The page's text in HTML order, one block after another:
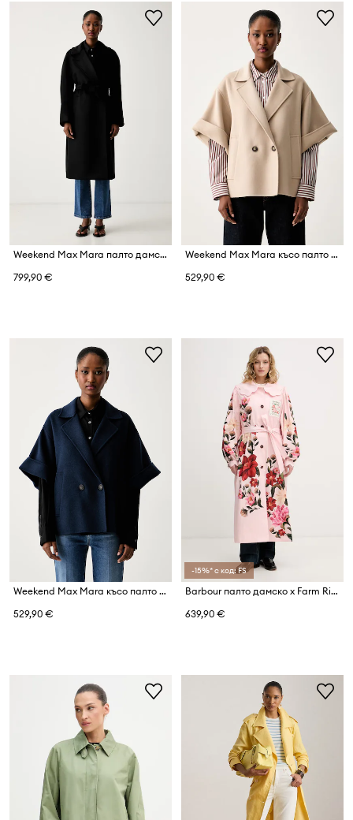
Weekend Max Mara палто дамско от вълна WKDRESINA
799,90 €
Weekend Max Mara късо палто дамско от вълна WKDNEO
529,90 €
Weekend Max Mara късо палто дамско от вълна WKDNEO
529,90 €
-15%* с код: FS
Barbour палто дамско x Farm Rio
639,90 €